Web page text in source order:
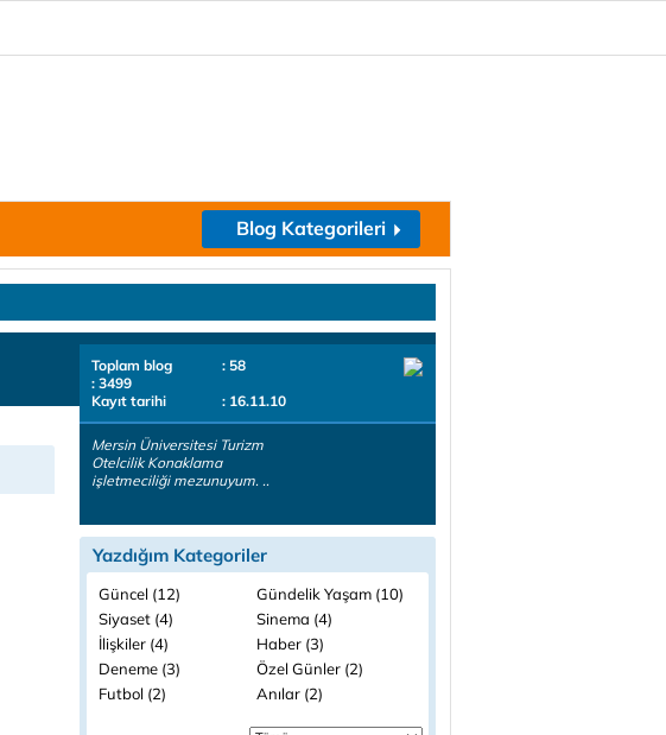
Blog Kategorileri
Toplam blog
: 58
: 3499
Kayıt tarihi
: 16.11.10
Mersin Üniversitesi Turizm
Otelcilik Konaklama
işletmeciliği mezunuyum. ..
Yazdığım Kategoriler
Güncel (12)
Gündelik Yaşam (10)
Siyaset (4)
Sinema (4)
İlişkiler (4)
Haber (3)
Deneme (3)
Özel Günler (2)
Futbol (2)
Anılar (2)